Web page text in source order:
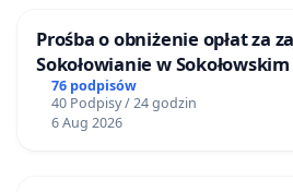
Prośba o obniżenie opłat za
Sokołowianie w
76 podpisów
40 Podpisy / 24 godzin
6 Aug 2026